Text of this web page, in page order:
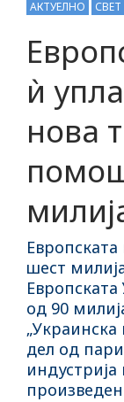
АКТУЕЛНО СВЕТ
ѝ
нова
шест
од 90
„Украинска
дел од